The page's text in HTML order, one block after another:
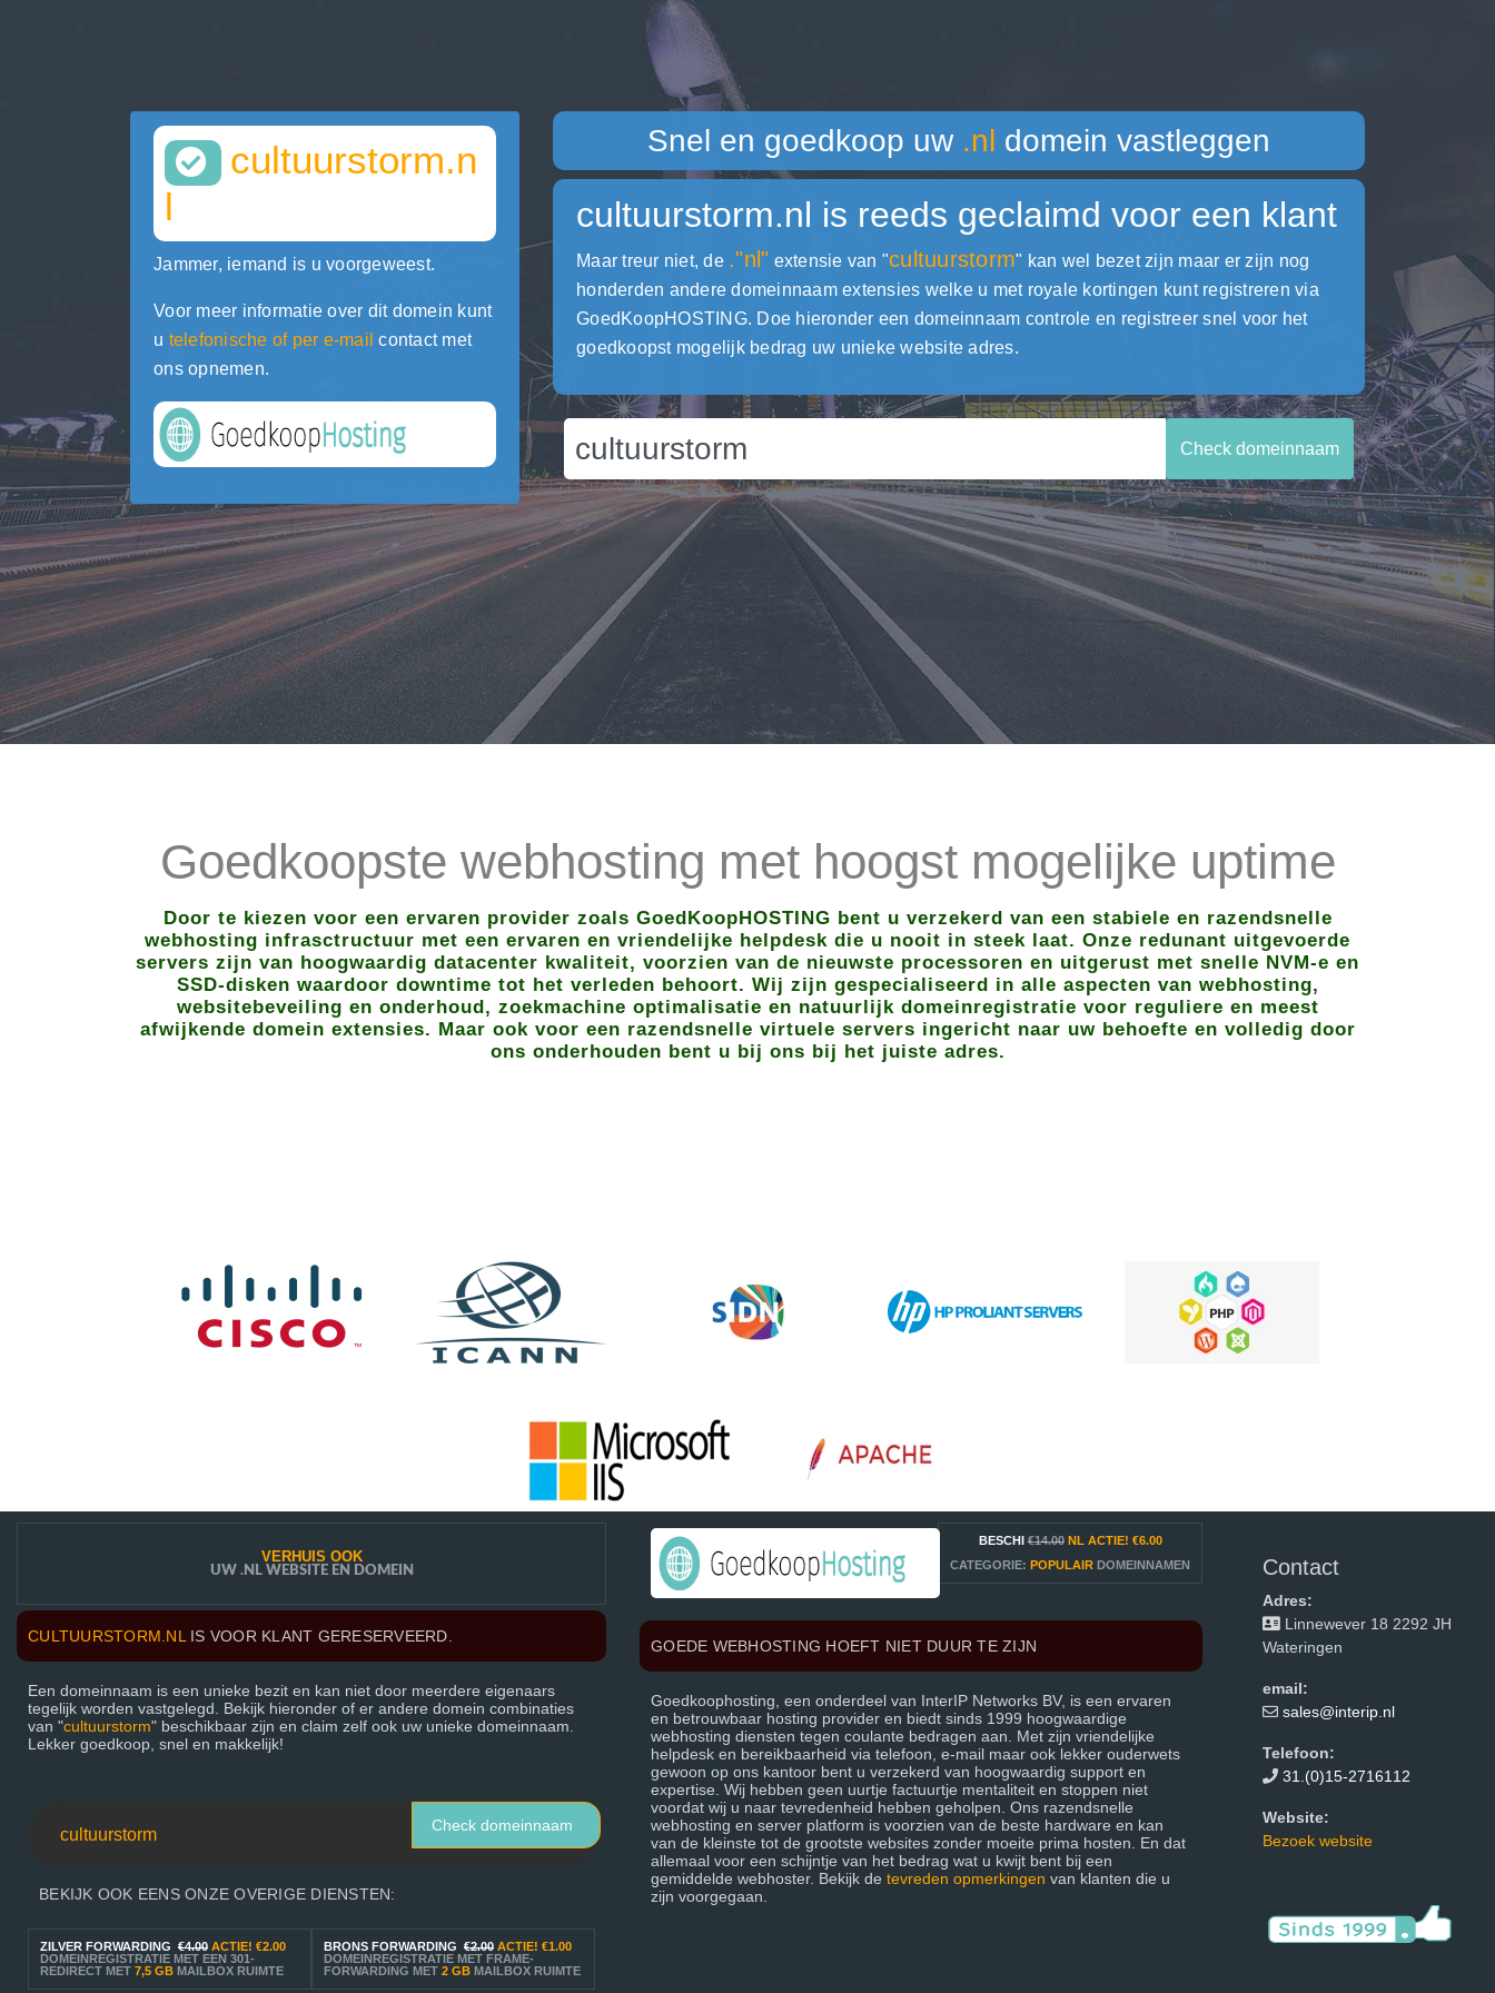
cultuurstorm.n
l
Jammer, iemand is u voorgeweest.
Voor meer informatie over dit domein kunt
u telefonische of per e-mail contact met
ons opnemen.
Snel en goedkoop uw .nl domein vastleggen
cultuurstorm.nl is reeds geclaimd voor een klant
Maar treur niet, de ."nl" extensie van "cultuurstorm" kan wel bezet zijn maar er zijn nog
honderden andere domeinnaam extensies welke u met royale kortingen kunt registreren via
GoedKoopHOSTING. Doe hieronder een domeinnaam controle en registreer snel voor het
goedkoopst mogelijk bedrag uw unieke website adres.
Check domeinnaam
Goedkoopste webhosting met hoogst mogelijke uptime
Door te kiezen voor een ervaren provider zoals GoedKoopHOSTING bent u verzekerd van een stabiele en razendsnelle
webhosting infrasctructuur met een ervaren en vriendelijke helpdesk die u nooit in steek laat. Onze redunant uitgevoerde
servers zijn van hoogwaardig datacenter kwaliteit, voorzien van de nieuwste processoren en uitgerust met snelle NVM-e en
SSD-disken waardoor downtime tot het verleden behoort. Wij zijn gespecialiseerd in alle aspecten van webhosting,
websitebeveiling en onderhoud, zoekmachine optimalisatie en natuurlijk domeinregistratie voor reguliere en meest
afwijkende domein extensies. Maar ook voor een razendsnelle virtuele servers ingericht naar uw behoefte en volledig door
ons onderhouden bent u bij ons bij het juiste adres.
VERHUIS OOK
UW .NL WEBSITE EN DOMEIN
CULTUURSTORM.NL IS VOOR KLANT GERESERVEERD.
Een domeinnaam is een unieke bezit en kan niet door meerdere eigenaars
tegelijk worden vastgelegd. Bekijk hieronder of er andere domein combinaties
van "cultuurstorm" beschikbaar zijn en claim zelf ook uw unieke domeinnaam.
Lekker goedkoop, snel en makkelijk!
Check domeinnaam
BEKIJK OOK EENS ONZE OVERIGE DIENSTEN:
ZILVER FORWARDING €4.00 ACTIE! €2.00
DOMEINREGISTRATIE MET EEN 301-
REDIRECT MET 7,5 GB MAILBOX RUIMTE
BRONS FORWARDING €2.00 ACTIE! €1.00
DOMEINREGISTRATIE MET FRAME-
FORWARDING MET 2 GB MAILBOX RUIMTE
BESCHI €14.00 NL ACTIE! €6.00
CATEGORIE: POPULAIR DOMEINNAMEN
GOEDE WEBHOSTING HOEFT NIET DUUR TE ZIJN
Goedkoophosting, een onderdeel van InterIP Networks BV, is een ervaren
en betrouwbaar hosting provider en biedt sinds 1999 hoogwaardige
webhosting diensten tegen coulante bedragen aan. Met zijn vriendelijke
helpdesk en bereikbaarheid via telefoon, e-mail maar ook lekker ouderwets
gewoon op ons kantoor bent u verzekerd van hoogwaardig support en
expertise. Wij hebben geen uurtje factuurtje mentaliteit en stoppen niet
voordat wij u naar tevredenheid hebben geholpen. Ons razendsnelle
webhosting en server platform is voorzien van de beste hardware en kan
van de kleinste tot de grootste websites zonder moeite prima hosten. En dat
allemaal voor een schijntje van het bedrag wat u kwijt bent bij een
gemiddelde webhoster. Bekijk de tevreden opmerkingen van klanten die u
zijn voorgegaan.
Contact
Adres:
Linnewever 18 2292 JH
Wateringen
email:
sales@interip.nl
Telefoon:
31.(0)15-2716112
Website:
Bezoek website